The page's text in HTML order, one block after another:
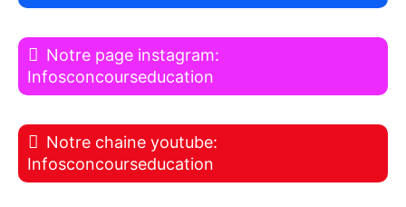
Notre page instagram:
Infosconcourseducation
Notre chaine youtube:
Infosconcourseducation